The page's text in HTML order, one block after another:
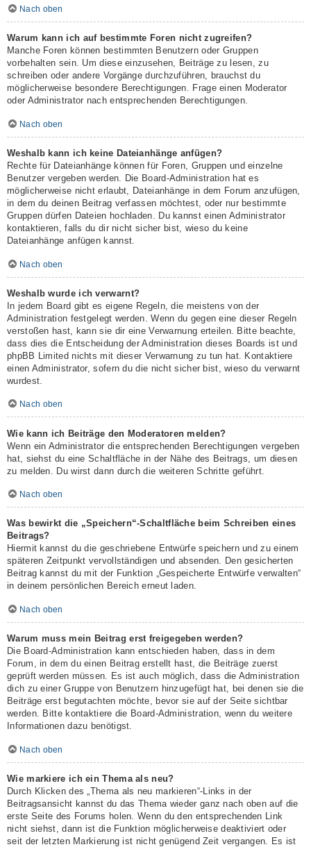
Nach oben
Warum kann ich auf bestimmte Foren nicht zugreifen?
Manche Foren können bestimmten Benutzern oder Gruppen
vorbehalten sein. Um diese einzusehen, Beiträge zu lesen, zu
schreiben oder andere Vorgänge durchzuführen, brauchst du
möglicherweise besondere Berechtigungen. Frage einen Moderator
oder Administrator nach entsprechenden Berechtigungen.
Nach oben
Weshalb kann ich keine Dateianhänge anfügen?
Rechte für Dateianhänge können für Foren, Gruppen und einzelne
Benutzer vergeben werden. Die Board-Administration hat es
möglicherweise nicht erlaubt, Dateianhänge in dem Forum anzufügen,
in dem du deinen Beitrag verfassen möchtest, oder nur bestimmte
Gruppen dürfen Dateien hochladen. Du kannst einen Administrator
kontaktieren, falls du dir nicht sicher bist, wieso du keine
Dateianhänge anfügen kannst.
Nach oben
Weshalb wurde ich verwarnt?
In jedem Board gibt es eigene Regeln, die meistens von der
Administration festgelegt werden. Wenn du gegen eine dieser Regeln
verstoßen hast, kann sie dir eine Verwarnung erteilen. Bitte beachte,
dass dies die Entscheidung der Administration dieses Boards ist und
phpBB Limited nichts mit dieser Verwarnung zu tun hat. Kontaktiere
einen Administrator, sofern du die nicht sicher bist, wieso du verwarnt
wurdest.
Nach oben
Wie kann ich Beiträge den Moderatoren melden?
Wenn ein Administrator die entsprechenden Berechtigungen vergeben
hat, siehst du eine Schaltfläche in der Nähe des Beitrags, um diesen
zu melden. Du wirst dann durch die weiteren Schritte geführt.
Nach oben
Was bewirkt die „Speichern“-Schaltfläche beim Schreiben eines
Beitrags?
Hiermit kannst du die geschriebene Entwürfe speichern und zu einem
späteren Zeitpunkt vervollständigen und absenden. Den gesicherten
Beitrag kannst du mit der Funktion „Gespeicherte Entwürfe verwalten“
in deinem persönlichen Bereich erneut laden.
Nach oben
Warum muss mein Beitrag erst freigegeben werden?
Die Board-Administration kann entschieden haben, dass in dem
Forum, in dem du einen Beitrag erstellt hast, die Beiträge zuerst
geprüft werden müssen. Es ist auch möglich, dass die Administration
dich zu einer Gruppe von Benutzern hinzugefügt hat, bei denen sie die
Beiträge erst begutachten möchte, bevor sie auf der Seite sichtbar
werden. Bitte kontaktiere die Board-Administration, wenn du weitere
Informationen dazu benötigst.
Nach oben
Wie markiere ich ein Thema als neu?
Durch Klicken des „Thema als neu markieren“-Links in der
Beitragsansicht kannst du das Thema wieder ganz nach oben auf die
erste Seite des Forums holen. Wenn du den entsprechenden Link
nicht siehst, dann ist die Funktion möglicherweise deaktiviert oder
seit der letzten Markierung ist nicht genügend Zeit vergangen. Es ist